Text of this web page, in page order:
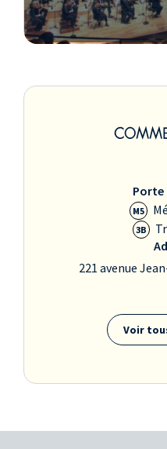
Porte
M5
3B
221 avenue
Voir